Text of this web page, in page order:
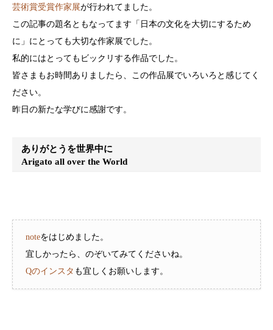
芸術賞受賞作家展が行われてました。
この記事の題名ともなってます「日本の文化を大切にするため
に」にとっても大切な作家展でした。
私的にはとってもビックリする作品でした。
皆さまもお時間ありましたら、この作品展でいろいろと感じてく
ださい。
昨日の新たな学びに感謝です。
ありがとうを世界中に
Arigato all over the World
noteをはじめました。
宜しかったら、のぞいてみてくださいね。
Qのインスタ も宜しくお願いします。